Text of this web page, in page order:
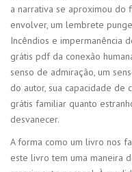
a narrativa se aproximou do
envolver, um lembrete
Incêndios e impermanência
grátis pdf da conexão
senso de admiração, um
do autor, sua capacidade
grátis familiar quanto
desvanecer.
A forma como um livro nos
este livro tem uma maneira